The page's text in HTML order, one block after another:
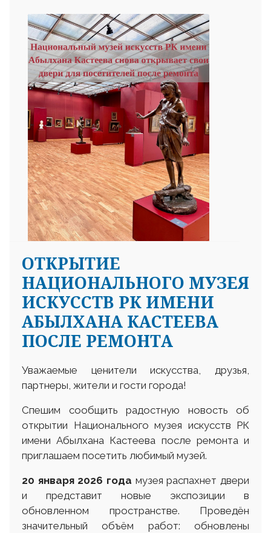
ОТКРЫТИЕ
НАЦИОНАЛЬНОГО МУЗЕЯ
ИСКУССТВ РК ИМЕНИ
АБЫЛХАНА КАСТЕЕВА
ПОСЛЕ РЕМОНТА
Уважаемые ценители искусства, друзья,
партнеры, жители и гости города!
Спешим сообщить радостную новость об
открытии Национального музея искусств РК
имени Абылхана Кастеева после ремонта и
приглашаем посетить любимый музей.
20 января 2026 года музея распахнет двери
и представит новые экспозиции в
обновленном пространстве. Проведён
значительный объём работ: обновлены